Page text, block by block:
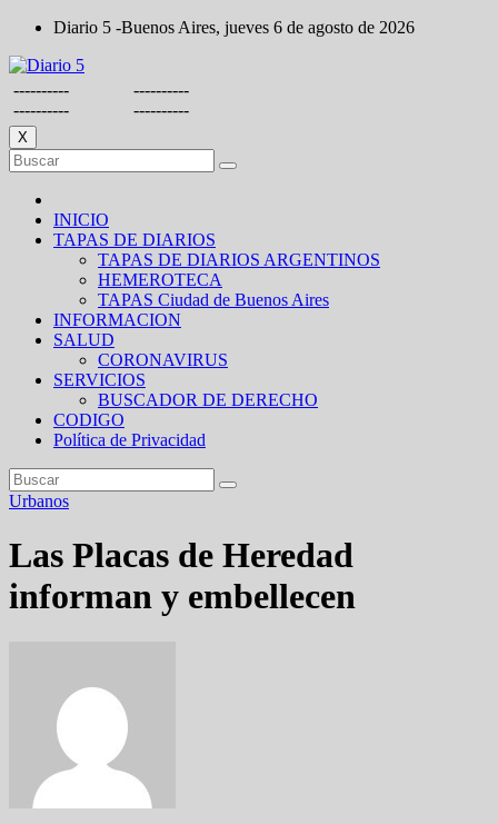
Saltar
contenido
Diario 5 -Buenos Aires, jueves 6 de agosto de 2026
----------
----------
----------
----------
X
INICIO
TAPAS DE DIARIOS
TAPAS DE DIARIOS ARGENTINOS
HEMEROTECA
TAPAS Ciudad de Buenos Aires
INFORMACION
SALUD
CORONAVIRUS
SERVICIOS
BUSCADOR DE DERECHO
CODIGO
Política de Privacidad
Urbanos
Las Placas de Heredad
informan y embellecen